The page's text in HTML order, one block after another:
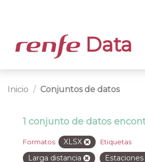
Data
Inicio Conjuntos de datos
1 conjunto de datos
Formatos: XLSX Etiquetas:
Larga distancia Estaciones